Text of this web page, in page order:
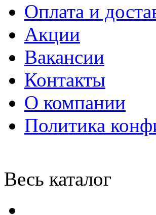
Оплата и
Акции
Вакансии
Контакты
О компании
Политика
Весь каталог